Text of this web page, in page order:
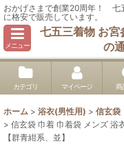
おかげさまで創業20周年！ 七
に格安で販売しています。
メニュー
七五三着物 お宮
の
カテゴリ マイページ 商
ホーム > 浴衣(男性用) > 信玄袋
> 信玄袋 巾着 巾着袋 メンズ 浴
【群青紺系、並】